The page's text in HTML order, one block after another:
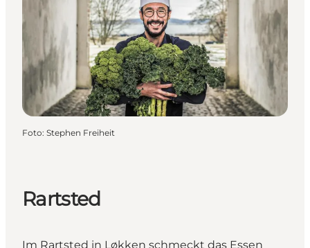
Foto: Stephen Freiheit
Rartsted
Im Rartsted in Løkken schmeckt das Essen